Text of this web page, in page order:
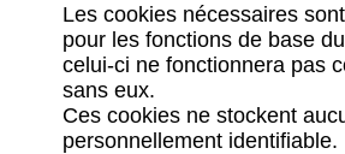
Les cookies nécessaires
pour les fonctions de base
celui-ci ne fonctionnera pas
sans eux.
Ces cookies ne stockent
personnellement identifiable.